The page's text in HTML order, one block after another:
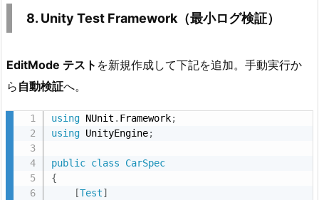
安
3.
1
ま
と
8. Unity Test Framework（最小ログ検証）
EditMode テスト を新規作成して下記を追加。手動実行か
ら 自動検証へ。
using NUnit . Framework;
using UnityEngine;
public class
CarSpec
{
[Test]